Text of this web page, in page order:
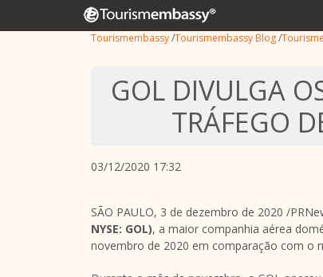
Tourismembassy/Tourismembassy Blog/
GOL DIVULGA
TRÁFEGO
03/12/2020 17:32
SÃO PAULO, 3 de dezembro de 2020 /
NYSE: GOL), a maior companhia aérea
novembro de 2020 em comparação com o